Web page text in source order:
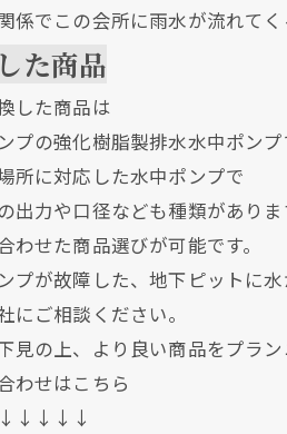
係でこの会所に雨水が流れて
た商品
した商品は
プの強化樹脂製排水水中ポンプ
所に対応した水中ポンプで
出力や口径なども種類がありま
わせた商品選びが可能です。
プが故障した、地下ピットに
にご相談ください。
見の上、より良い商品をプラン
わせはこちら